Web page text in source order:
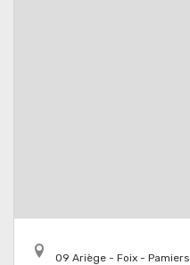
09 Ariège - Foix - Pamiers